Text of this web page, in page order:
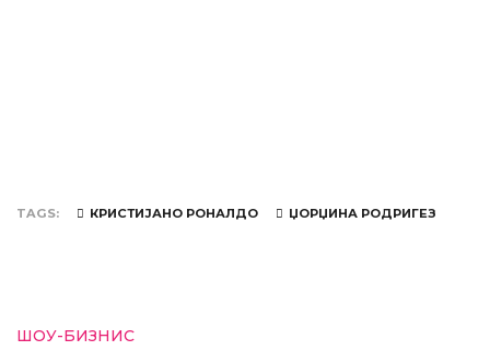
TAGS КРИСТИЈАНО РОНАЛДО ЏОРЏИНА РОДРИГЕЗ
ШОУ-БИЗНИС